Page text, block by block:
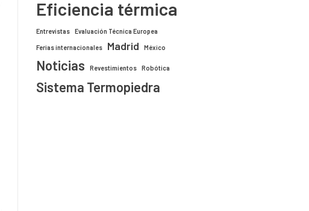
Eficiencia térmica
Entrevistas Evaluación Técnica Europea
Ferias internacionales Madrid México
Noticias Revestimientos Robótica
Sistema Termopiedra